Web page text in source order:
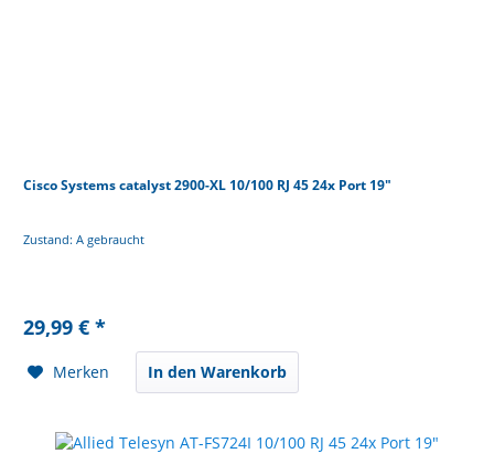
Cisco Systems catalyst 2900-XL 10/100 RJ 45 24x Port 19"
Zustand: A gebraucht
29,99 € *
Merken In den Warenkorb